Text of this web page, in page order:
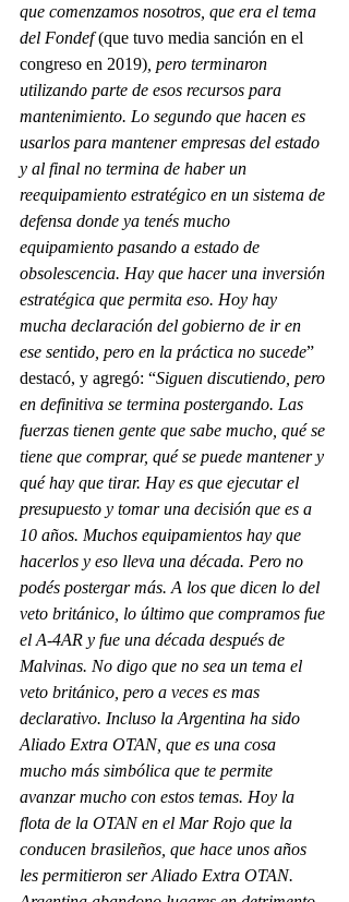
que comenzamos nosotros, que era el tema
del Fondef (que tuvo media sanción en el
congreso en 2019) , pero terminaron
utilizando parte de esos recursos para
mantenimiento. Lo segundo que hacen es
usarlos para mantener empresas del estado
y al final no termina de haber un
reequipamiento estratégico en un sistema de
defensa donde ya tenés mucho
equipamiento pasando a estado de
obsolescencia. Hay que hacer una inversión
estratégica que permita eso. Hoy hay
mucha declaración del gobierno de ir en
ese sentido, pero en la práctica no sucede”
destacó, y agregó: “Siguen discutiendo, pero
en definitiva se termina postergando. Las
fuerzas tienen gente que sabe mucho, qué se
tiene que comprar, qué se puede mantener y
qué hay que tirar. Hay es que ejecutar el
presupuesto y tomar una decisión que es a
10 años. Muchos equipamientos hay que
hacerlos y eso lleva una década. Pero no
podés postergar más. A los que dicen lo del
veto británico, lo último que compramos fue
el A-4AR y fue una década después de
Malvinas. No digo que no sea un tema el
veto británico, pero a veces es mas
declarativo. Incluso la Argentina ha sido
Aliado Extra OTAN, que es una cosa
mucho más simbólica que te permite
avanzar mucho con estos temas. Hoy la
flota de la OTAN en el Mar Rojo que la
conducen brasileños, que hace unos años
les permitieron ser Aliado Extra OTAN.